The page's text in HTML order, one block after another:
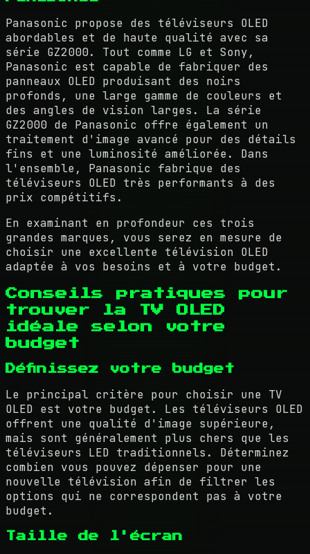
Panasonic propose des téléviseurs OLED
abordables et de haute qualité avec sa
série GZ2000. Tout comme LG et Sony,
Panasonic est capable de fabriquer des
panneaux OLED produisant des noirs
profonds, une large gamme de couleurs et
des angles de vision larges. La série
GZ2000 de Panasonic offre également un
traitement d'image avancé pour des détails
fins et une luminosité améliorée. Dans
l'ensemble, Panasonic fabrique des
téléviseurs OLED très performants à des
prix compétitifs.
En examinant en profondeur ces trois
grandes marques, vous serez en mesure de
choisir une excellente télévision OLED
adaptée à vos besoins et à votre budget.
Conseils pratiques pour
trouver la TV OLED
idéale selon votre
budget
Définissez votre budget
Le principal critère pour choisir une TV
OLED est votre budget. Les téléviseurs OLED
offrent une qualité d'image supérieure,
mais sont généralement plus chers que les
téléviseurs LED traditionnels. Déterminez
combien vous pouvez dépenser pour une
nouvelle télévision afin de filtrer les
options qui ne correspondent pas à votre
budget.
Taille de l'écran